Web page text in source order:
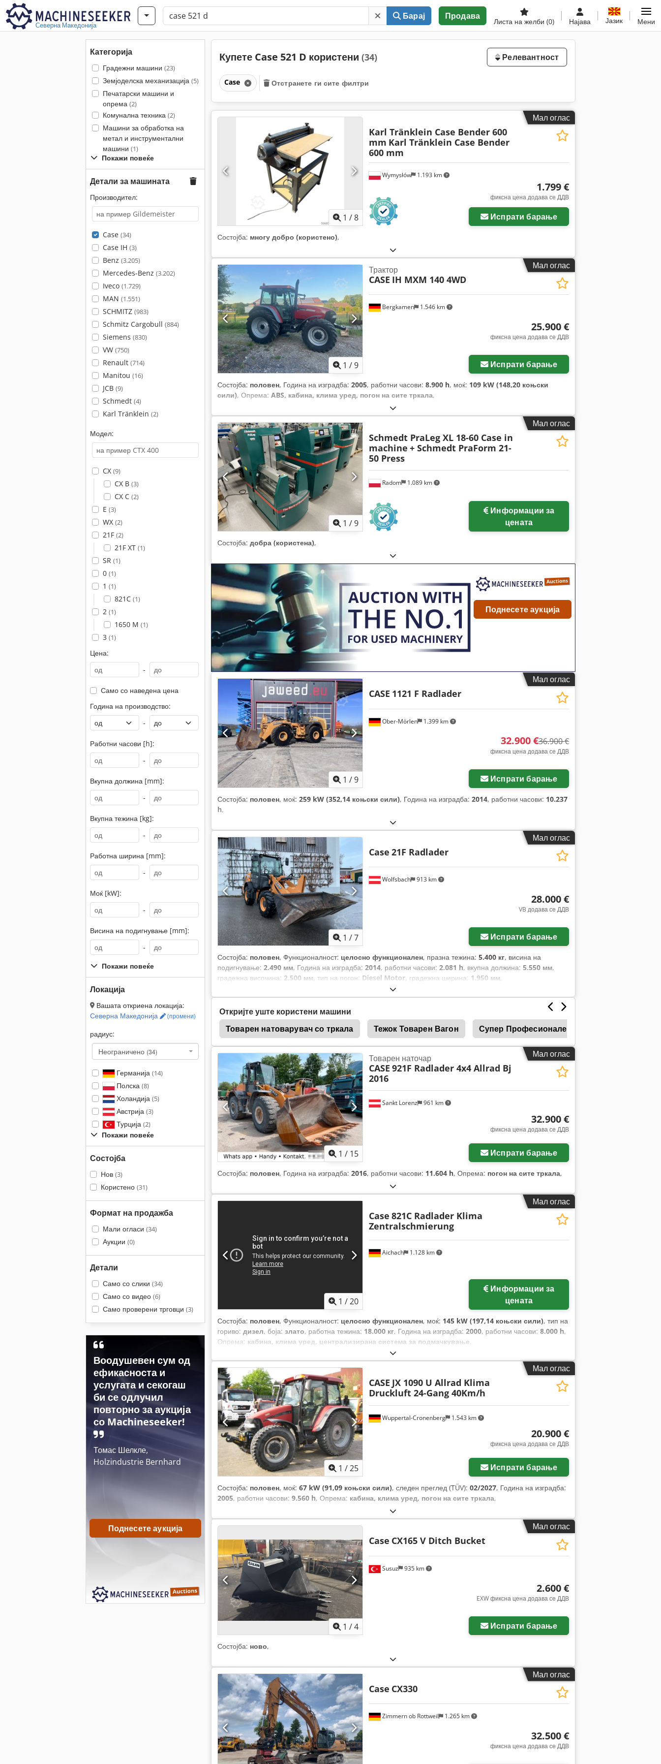
Северна Македонија
Барај Продава
Листа на желби (0) Најава Јазик Мени
Категорија
Градежни машини (23)
Земјоделска механизација (5)
Печатарски машини и
опрема (2)
Комунална техника (2)
Машини за обработка на
метал и инструментални
машини (1)
Покажи повеќе
Детали за машината
Производител:
Case (34)
Case IH (3)
Benz (3.205)
Mercedes-Benz (3.202)
Iveco (1.729)
MAN (1.551)
SCHMITZ (983)
Schmitz Cargobull (884)
Siemens (830)
VW (750)
Renault (714)
Manitou (16)
JCB (9)
Schmedt (4)
Karl Tränklein (2)
Модел:
CX (9)
CX B (3)
CX C (2)
E (3)
WX (2)
21F (2)
21F XT (1)
SR (1)
0 (1)
1 (1)
821C (1)
2 (1)
1650 M (1)
3 (1)
Цена:
-
Само со наведена цена
Година на производство:
-
Работни часови [h]:
-
Вкупна должина [mm]:
-
Вкупна тежина [kg]:
-
Работна ширина [mm]:
-
Моќ [kW]:
-
Висина на подигнување [mm]:
-
Покажи повеќе
Локација
Вашата откриена локација:
Северна Македонија
(промени)
радиус:
Неограничено (34)
Германија (14)
Полска (8)
Холандија (5)
Австрија (3)
Турција (2)
Покажи повеќе
Состојба
Нов (3)
Користено (31)
Формат на продажба
Мали огласи (34)
Аукции (0)
Детали
Само со слики (34)
Само со видео (6)
Само проверени трговци (3)
Воодушевен сум од
ефикасноста и
услугата и секогаш
би се одлучил
повторно за аукција
со Machineseeker!
Томас Шелкле,
Holzindustrie Bernhard
Поднесете аукција
Купете Case 521 D користени (34) Релевантност
Case Отстранете ги сите филтри
Мал оглас
1 /8
Wymysłów 1.193 km
Karl Tränklein Case Bender 600
mm Karl Tränklein Case Bender
600 mm
1.799 €
фиксна цена додава се ДДВ
Испрати барање
Состојба: многу добро (користено),
Мал оглас
1 /9
Bergkamen 1.546 km
Трактор
CASE IH MXM 140 4WD
25.900 €
фиксна цена додава се ДДВ
Испрати барање
Состојба: половен, Година на изградба: 2005, работни часови: 8.900 h, моќ: 109 kW (148,20 коњски
сили), Опрема: ABS, кабина, клима уред, погон на сите тркала,
Мал оглас
1 /9
Radom 1.089 km
Schmedt PraLeg XL 18-60 Case in
machine + Schmedt PraForm 21-
50 Press
цената
Состојба: добра (користена),
Поднесете аукција
Мал оглас
1 /9
Ober-Mörlen 1.399 km
CASE 1121 F Radlader
32.900 €36.900 €
фиксна цена додава се ДДВ
Испрати барање
Состојба: половен, моќ: 259 kW (352,14 коњски сили), Година на изградба: 2014, работни часови: 10.237
h,
Мал оглас
1 /7
Wolfsbach 913 km
Case 21F Radlader
28.000 €
VB додава се ДДВ
Испрати барање
Состојба: половен, Функционалност: целосно функционален, празна тежина: 5.400 кг, висина на
подигнување: 2.490 мм, Година на изградба: 2014, работни часови: 2.081 h, вкупна должина: 5.550 мм,
градежна височина: 2.500 мм, тип на погон: Diesel Motor, градежна ширина: 1.950 мм,
Откријте уште користени машини
Товарен натоварувач со тркала
Тежок Товарен Вагон Супер Професионален Товарен
Мал оглас
1 / 15
Sankt Lorenz 961 km
Товарен наточар
CASE 921F Radlader 4x4 Allrad Bj
2016
32.900 €
фиксна цена додава се ДДВ
Испрати барање
Состојба: половен, Година на изградба: 2016, работни часови: 11.604 h, Опрема: погон на сите тркала,
Мал оглас
1 /20
Aichach 1.128 km
Case 821C Radlader Klima
Zentralschmierung
цената
Состојба: половен, Функционалност: целосно функционален, моќ: 145 kW (197,14 коњски сили), тип на
гориво: дизел, боја: злато, работна тежина: 18.000 кг, Година на изградба: 2000, работни часови: 8.000 h,
Опрема: кабина, клима уред, централизирана система за подмачкување,
Мал оглас
1 /25
Wuppertal-Cronenberg 1.543 km
CASE JX 1090 U Allrad Klima
Druckluft 24-Gang 40Km/h
20.900 €
фиксна цена додава се ДДВ
Испрати барање
Состојба: половен, моќ: 67 kW (91,09 коњски сили), следен преглед (TÜV): 02/2027, Година на изградба:
2005, работни часови: 9.560 h, Опрема: кабина, клима уред, погон на сите тркала,
Мал оглас
1 /4
Susuz 935 km
Case CX165 V Ditch Bucket
2.600 €
EXW фиксна цена додава се ДДВ
Испрати барање
Состојба: ново,
Мал оглас
Zimmern ob Rottweil 1.265 km
Case CX330
32.500 €
фиксна цена додава се ДДВ